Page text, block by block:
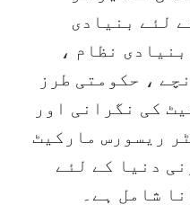
لئے بنیادی
نظام ،
، حکومتی طرز
کی نگرانی اور
ریسورس مارکیٹ
دنیا کے لئے
شامل ہے۔